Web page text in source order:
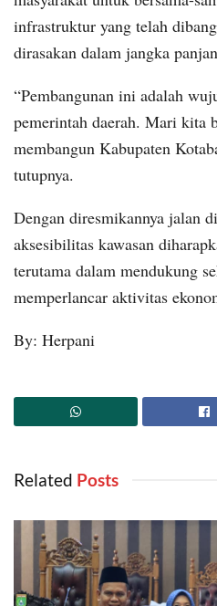
infrastruktur yang telah
dirasakan dalam jangka
“Pembangunan ini adalah
pemerintah daerah. Mari kita
membangun Kabupaten
tutupnya.
Dengan diresmikannya jalan
aksesibilitas kawasan
terutama dalam mendukung
memperlancar aktivitas
By: Herpani
Related ‎ Posts